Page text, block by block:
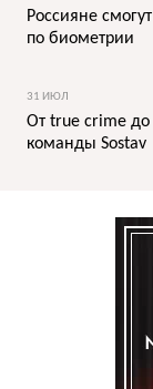
Россияне
по биометрии
31 ИЮЛ
От true crime до
команды Sostav